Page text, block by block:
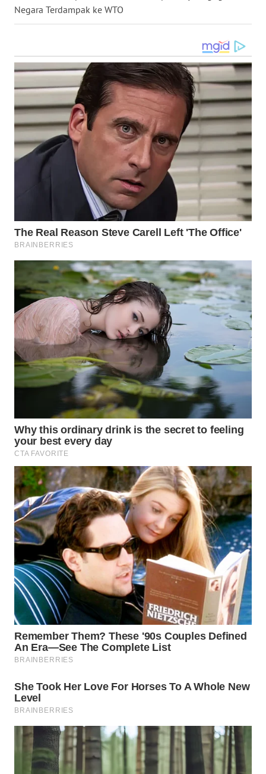
Negara Terdampak ke WTO
WN
WN
WN
DAIRI
WN
DANAU
LANGKAT
WN
TAPANULI
SELATAN
WN
TANJUNG
LESUNG
KARO
WN
SIMALUNGUN
WN
LABUHANBATU
WN
TAPANULI
TENGAH
WN DELI
SERDANG
WN
TEBING
WN
PAKPAK
WN
KARAWANG